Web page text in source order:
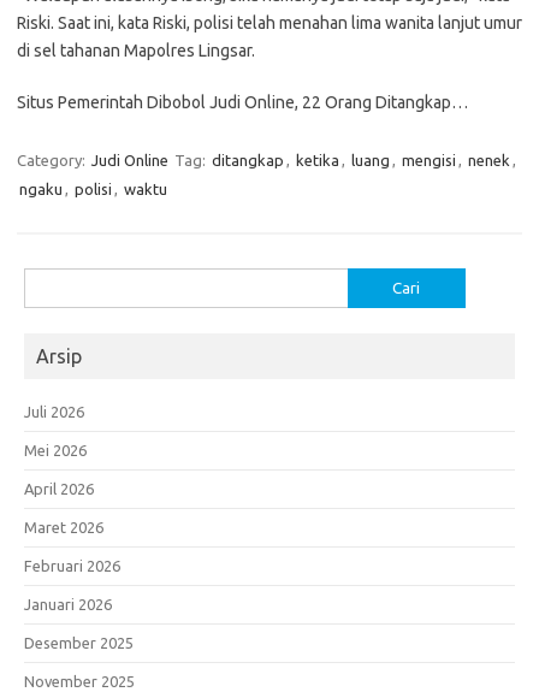
Riski. Saat ini, kata Riski, polisi telah menahan lima wanita lanjut umur
di sel tahanan Mapolres Lingsar.
Situs Pemerintah Dibobol Judi Online, 22 Orang Ditangkap…
Category: Judi Online Tag: ditangkap , ketika , luang , mengisi , nenek ,
ngaku , polisi , waktu
untuk:
Arsip
Juli 2026
Mei 2026
April 2026
Maret 2026
Februari 2026
Januari 2026
Desember 2025
November 2025